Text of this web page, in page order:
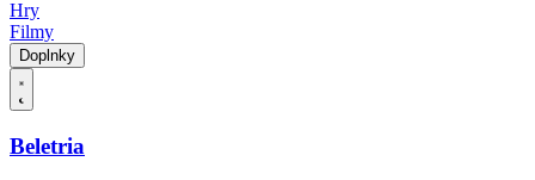
Hry
Filmy
Doplnky
Beletria